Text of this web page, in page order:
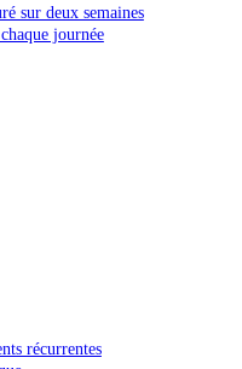
sur deux semaines
journée
récurrentes